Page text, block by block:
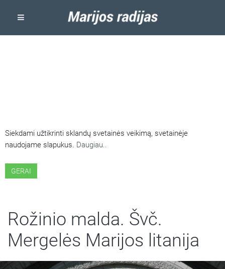
Siekdami užtikrinti sklandų svetainės veikimą, svetainėje
naudojame slapukus. Daugiau..
GERAI
Rožinio malda. Švč.
Mergelės Marijos litanija